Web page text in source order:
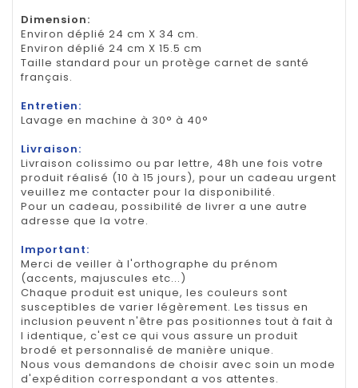
Dimension:
Environ déplié 24 cm X 34 cm.
Environ déplié 24 cm X 15.5 cm
Taille standard pour un protège carnet de santé
français.
Entretien:
Lavage en machine à 30° à 40°
Livraison:
Livraison colissimo ou par lettre, 48h une fois votre
produit réalisé (10 à 15 jours), pour un cadeau urgent
veuillez me contacter pour la disponibilité.
Pour un cadeau, possibilité de livrer a une autre
adresse que la votre.
Important:
Merci de veiller à l'orthographe du prénom
(accents, majuscules etc...)
Chaque produit est unique, les couleurs sont
susceptibles de varier légèrement. Les tissus en
inclusion peuvent n'être pas positionnes tout à fait à
l identique, c'est ce qui vous assure un produit
brodé et personnalisé de manière unique.
Nous vous demandons de choisir avec soin un mode
d'expédition correspondant a vos attentes.